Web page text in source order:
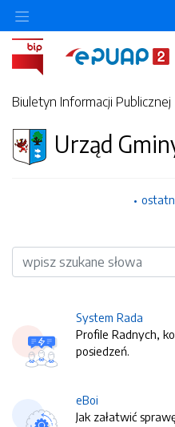
Biuletyn Informacji Publicznej
Urząd
Wyszukiwarka
System Rada
Profile Radnych,
posiedzeń.
eBoi
Jak załatwić